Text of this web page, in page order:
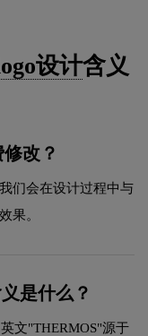
设计含义
改？
们会在设计过程中与
果。
是什么？
文"THERMOS"源于